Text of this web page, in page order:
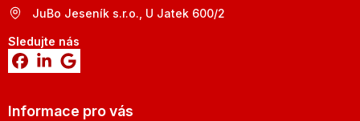
JuBo Jeseník s.r.o., U Jatek 600/2
Sledujte nás
Informace pro vás